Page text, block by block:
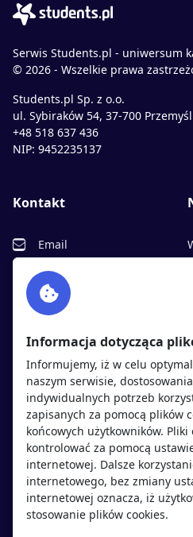
Serwis Students.pl - uniwersum
© 2026 - Wszelkie prawa
Students.pl Sp. z o.o.
ul. Sybiraków 54, 37-700 Przemyśl
+48 518 637 436
NIP: 9452235137
Kontakt
Email
Facebook
Twitter
Kandydaci
Regulamin kandydata
Oferty pracy
Pracodawcy
Informacja dotycząca
Informujemy, iż w celu
naszym serwisie,
indywidualnych potrzeb
zapisanych za pomocą plików
końcowych użytkowników.
kontrolować za pomocą
internetowej. Dalsze
internetowego, bez zmiany
internetowej oznacza, iż
stosowanie plików cookies.